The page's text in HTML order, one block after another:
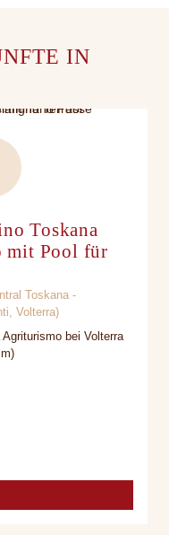
IN
Toskana
mit Pool für
Toskana -
Volterra)
bei Volterra